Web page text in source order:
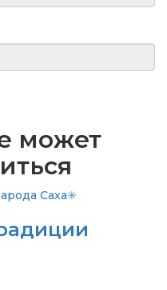
может